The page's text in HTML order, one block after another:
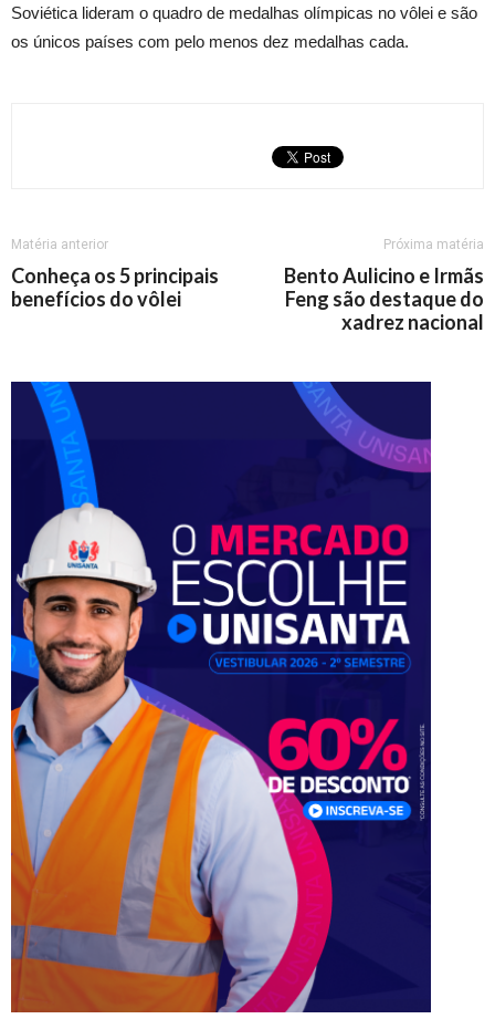
Soviética lideram o quadro de medalhas olímpicas no vôlei e são
os únicos países com pelo menos dez medalhas cada.
Matéria anterior
Conheça os 5 principais
benefícios do vôlei
Próxima matéria
Bento Aulicino e Irmãs
Feng são destaque do
xadrez nacional